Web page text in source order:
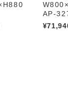
AP-